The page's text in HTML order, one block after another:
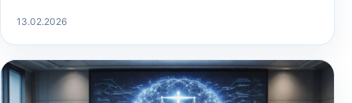
13.02.2026